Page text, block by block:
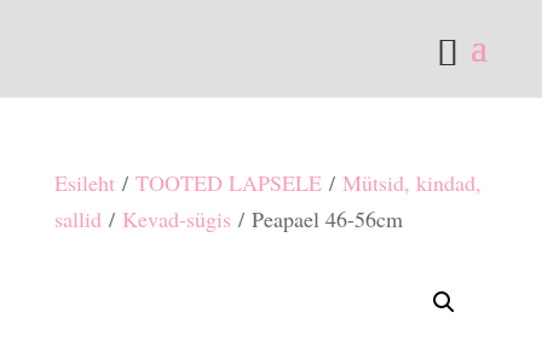
Esileht/ TOOTED LAPSELE/ Mütsid, kindad,
sallid/ Kevad-sügis / Peapael 46-56cm